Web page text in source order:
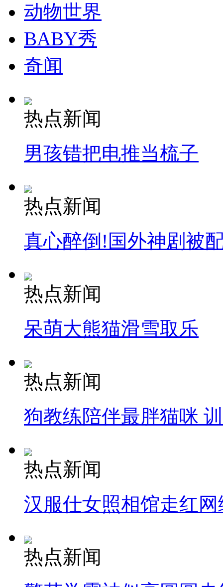
走！跟着总书记去植树
消防员救轻生者 花炮节热闹非凡
纽约上演“枕头大战”
司机酒驾遇交警 急速倒车逃窜
动物世界
BABY秀
奇闻
热点新闻
男孩错把电推当梳子
热点新闻
真心醉倒!国外神剧被
热点新闻
呆萌大熊猫滑雪取乐
热点新闻
狗教练陪伴最胖猫咪
热点新闻
汉服仕女照相馆走红网
热点新闻